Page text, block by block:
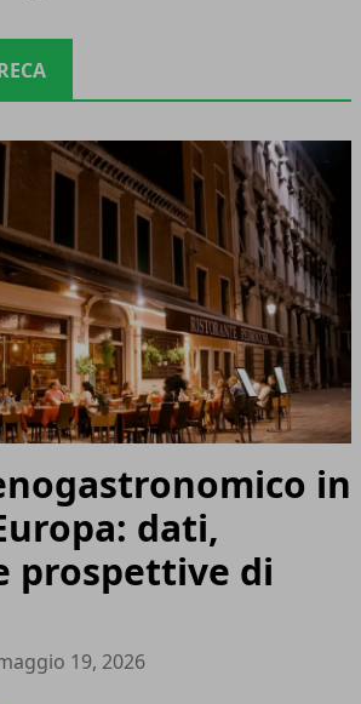
in
dati,
prospettive di
19, 2026